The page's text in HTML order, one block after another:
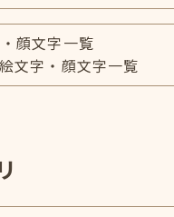
顔文字一覧
文字・顔文字一覧